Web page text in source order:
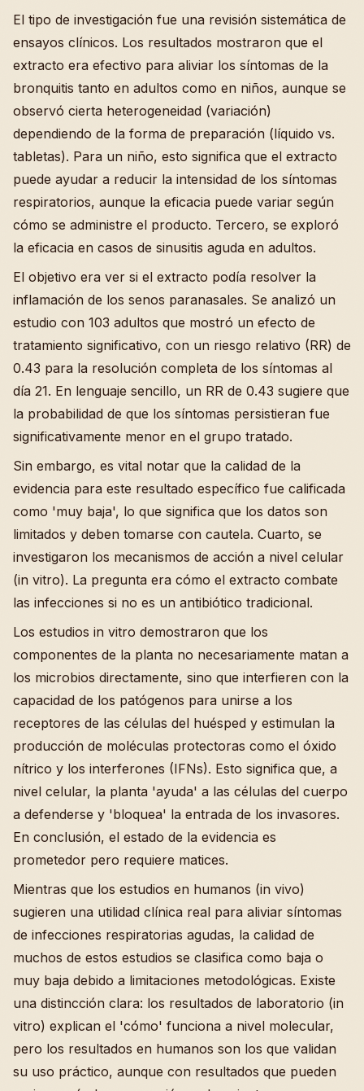
El tipo de investigación fue una revisión sistemática de
ensayos clínicos. Los resultados mostraron que el
extracto era efectivo para aliviar los síntomas de la
bronquitis tanto en adultos como en niños, aunque se
observó cierta heterogeneidad (variación)
dependiendo de la forma de preparación (líquido vs.
tabletas). Para un niño, esto significa que el extracto
puede ayudar a reducir la intensidad de los síntomas
respiratorios, aunque la eficacia puede variar según
cómo se administre el producto. Tercero, se exploró
la eficacia en casos de sinusitis aguda en adultos.
El objetivo era ver si el extracto podía resolver la
inflamación de los senos paranasales. Se analizó un
estudio con 103 adultos que mostró un efecto de
tratamiento significativo, con un riesgo relativo (RR) de
0.43 para la resolución completa de los síntomas al
día 21. En lenguaje sencillo, un RR de 0.43 sugiere que
la probabilidad de que los síntomas persistieran fue
significativamente menor en el grupo tratado.
Sin embargo, es vital notar que la calidad de la
evidencia para este resultado específico fue calificada
como 'muy baja', lo que significa que los datos son
limitados y deben tomarse con cautela. Cuarto, se
investigaron los mecanismos de acción a nivel celular
(in vitro). La pregunta era cómo el extracto combate
las infecciones si no es un antibiótico tradicional.
Los estudios in vitro demostraron que los
componentes de la planta no necesariamente matan a
los microbios directamente, sino que interfieren con la
capacidad de los patógenos para unirse a los
receptores de las células del huésped y estimulan la
producción de moléculas protectoras como el óxido
nítrico y los interferones (IFNs). Esto significa que, a
nivel celular, la planta 'ayuda' a las células del cuerpo
a defenderse y 'bloquea' la entrada de los invasores.
En conclusión, el estado de la evidencia es
prometedor pero requiere matices.
Mientras que los estudios en humanos (in vivo)
sugieren una utilidad clínica real para aliviar síntomas
de infecciones respiratorias agudas, la calidad de
muchos de estos estudios se clasifica como baja o
muy baja debido a limitaciones metodológicas. Existe
una distincción clara: los resultados de laboratorio (in
vitro) explican el 'cómo' funciona a nivel molecular,
pero los resultados en humanos son los que validan
su uso práctico, aunque con resultados que pueden